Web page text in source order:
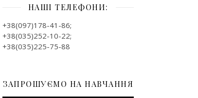
НАШІ ТЕЛЕФОНИ:
+38(097)178-41-86;
+38(035)252-10-22;
+38(035)225-75-88
ЗАПРОШУЄМО НА НАВЧАННЯ